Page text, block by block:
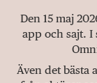
Den 15 maj
app och sajt. I
Även det bästa